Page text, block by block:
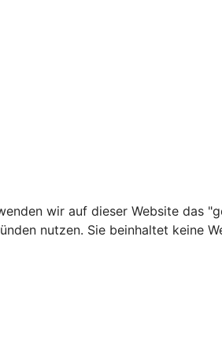
wir auf dieser Website das
nutzen. Sie beinhaltet keine